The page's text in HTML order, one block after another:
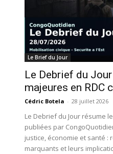
Le Brief du Jour
Le Debrief du
majeures en RDC
Cédric Botela - 28 juillet 2026
Le Debrief du Jour résume
publiées par
justice, économie et santé :
marquants et leurs